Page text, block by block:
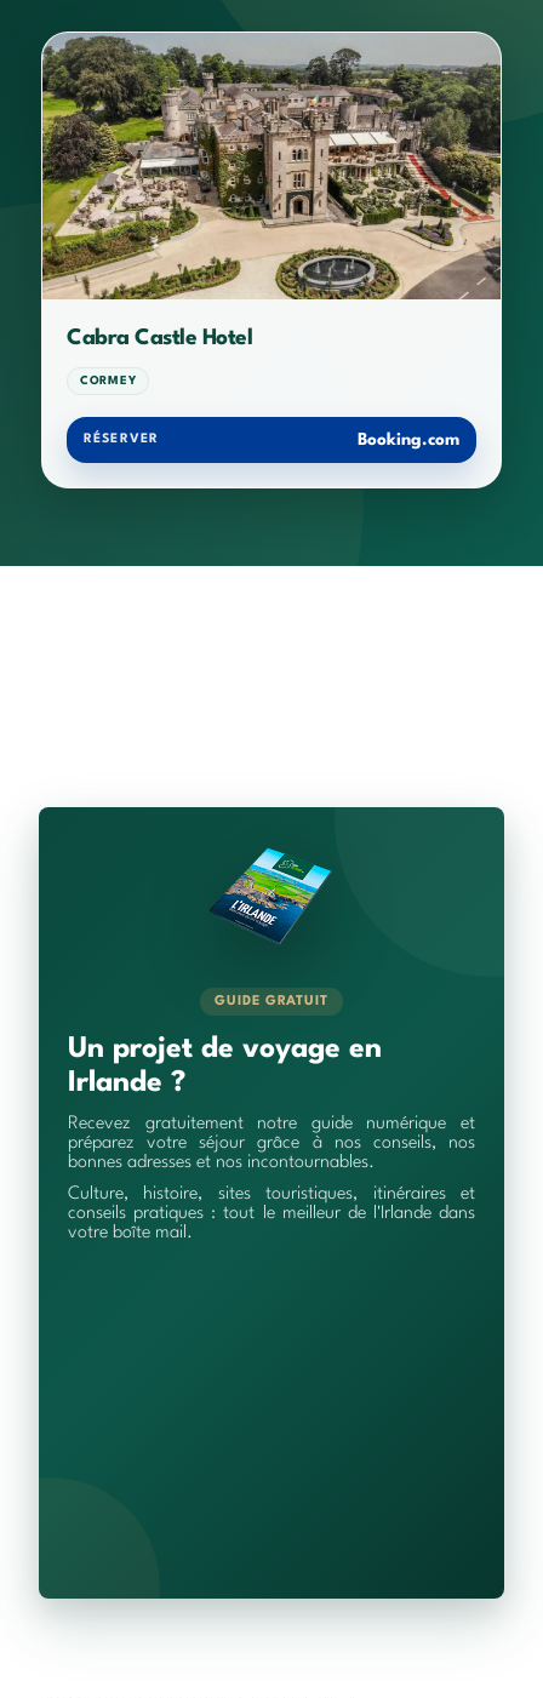
Cabra Castle Hotel
CORMEY
RÉSERVER Booking.com
GUIDE GRATUIT
Un projet de voyage en
Irlande ?
Recevez gratuitement notre guide numérique et
préparez votre séjour grâce à nos conseils, nos
bonnes adresses et nos incontournables.
Culture, histoire, sites touristiques, itinéraires et
conseils pratiques : tout le meilleur de l'Irlande dans
votre boîte mail.